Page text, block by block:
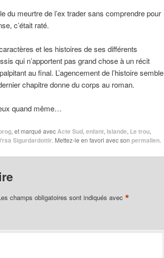
du meurtre de l’ex trader sans comprendre pour
c’était raté.
et les histoires de ses différents
qui n’apportent pas grand chose à un récit
au final. L’agencement de l’histoire semble
chapitre donne du corps au roman.
quand même…
, et marqué avecActe Sud, enfant, Islande, Le trou,
Sigurdardottir. Mettez-le en favori avec son permalien.
champs obligatoires sont indiqués avec *